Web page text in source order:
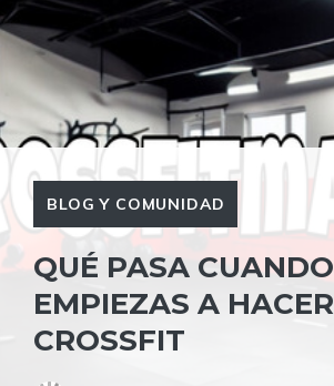
BLOG Y COMUNIDAD
QUÉ PASA CUANDO
EMPIEZAS A HACER
CROSSFIT